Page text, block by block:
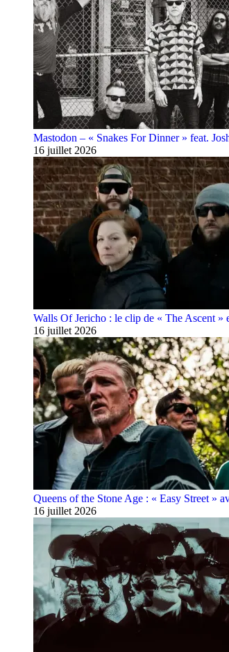
Mastodon – « Snakes For Dinner » feat.
16 juillet 2026
Walls Of Jericho : le clip de « The Ascent »
16 juillet 2026
Queens of the Stone Age : « Easy Street »
16 juillet 2026